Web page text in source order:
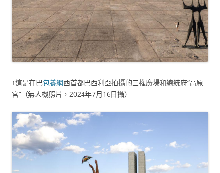
↑這是在巴包養網西首都巴西利亞拍攝的三權廣場和總統府“高原
宮”（無人機照片，2024年7月16日攝）